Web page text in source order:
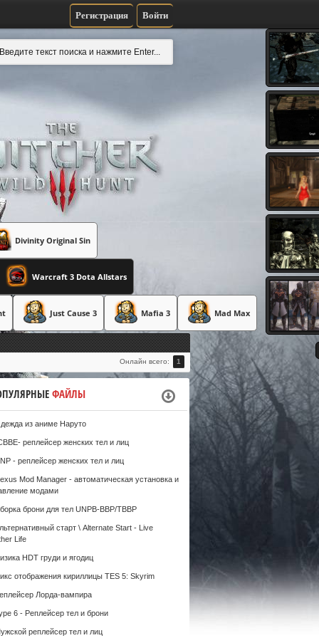
Регистрация Войти
Divinity Original Sin
Warcraft 3 Dota Allstars
Just Cause 3 Mafia 3 Mad Max
Онлайн всего: 1
ФАЙЛЫ
из аниме Наруто
реплейсер женских тел и лиц
- реплейсер женских тел и лиц
Mod Manager - автоматическая установка и
модами
брони для тел UNPB-BBP/TBBP
старт \ Alternate Start - Live
Life
HDT груди и ягодиц
отображения кириллицы TES 5: Skyrim
Лорда-вампира
6 - Реплейсер тел и брони
реплейсер тел и лиц